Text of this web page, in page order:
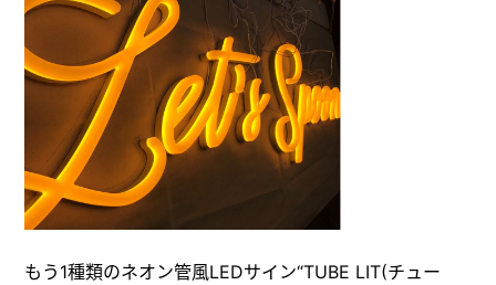
もう1種類のネオン管風LEDサイン“TUBE LIT(チュー